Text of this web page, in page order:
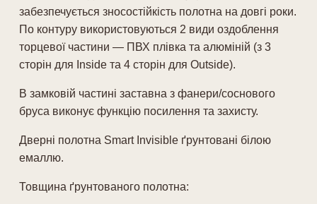
забезпечується зносостійкість полотна на довгі роки.
По контуру використовуються 2 види оздоблення
торцевої частини — ПВХ плівка та алюміній (з 3
сторін для Inside та 4 сторін для Outside).
В замковій частині заставна з фанери/соснового
бруса виконує функцію посилення та захисту.
Дверні полотна Smart Invisible ґрунтовані білою
емаллю.
Товщина ґрунтованого полотна: